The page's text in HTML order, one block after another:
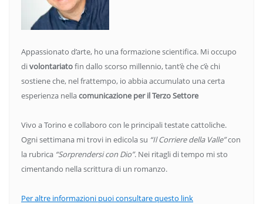
Appassionato d’arte, ho una formazione scientifica. Mi occupo
divolontariatofin dallo scorso millennio, tant’è che c’è chi
sostiene che, nel frattempo, io abbia accumulato una certa
esperienza nellacomunicazione per il Terzo Settore
Vivo a Torino e collaboro con le principali testate cattoliche.
Ogni settimana mi trovi in edicola su “Il Corriere della Valle”con
la rubrica “Sorprendersi con Dio”. Nei ritagli di tempo mi sto
cimentando nella scrittura di un romanzo.
Per altre informazioni puoi consultare questo link